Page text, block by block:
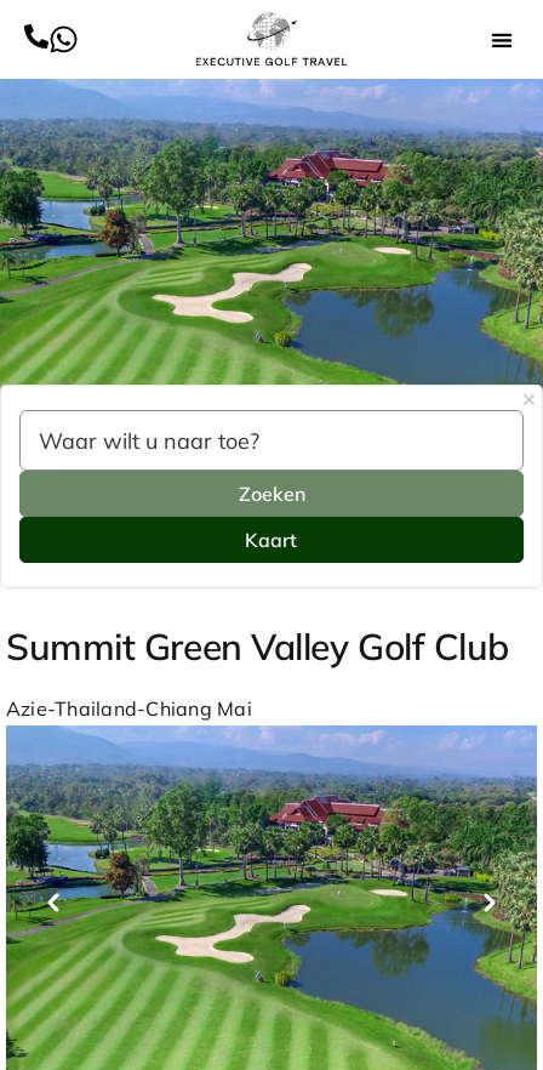
Zoeken
Kaart
Summit Green Valley Golf Club
Azie-Thailand-Chiang Mai